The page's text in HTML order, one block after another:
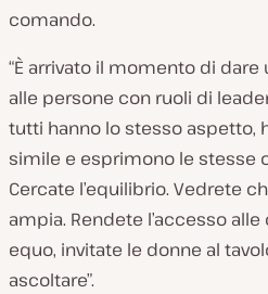
comando.
“È arrivato il momento di dare
alle persone con ruoli di
tutti hanno lo stesso aspetto,
simile e esprimono le stesse
Cercate l’equilibrio. Vedrete
ampia. Rendete l’accesso
equo, invitate le donne al
ascoltare”.